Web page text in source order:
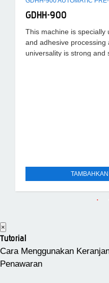
GDHH-900
This machine is specially
and adhesive processing
universality is strong and
×
Tutorial
Cara Menggunakan
Penawaran